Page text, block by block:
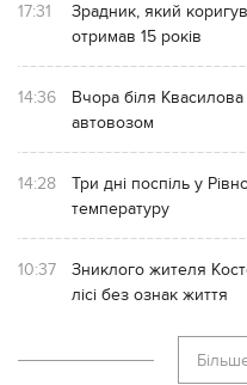
17:31
Зрадник, який
отримав 15 років
14:36
Вчора біля
автовозом
14:28
Три дні поспіль у
температуру
10:37
Зниклого жителя
лісі без ознак життя